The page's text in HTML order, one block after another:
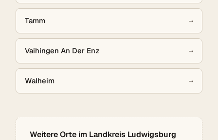
Tamm →
Vaihingen An Der Enz →
Walheim →
Weitere Orte im Landkreis Ludwigsburg